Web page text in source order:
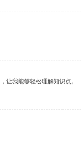
让我能够轻松理解知识点。